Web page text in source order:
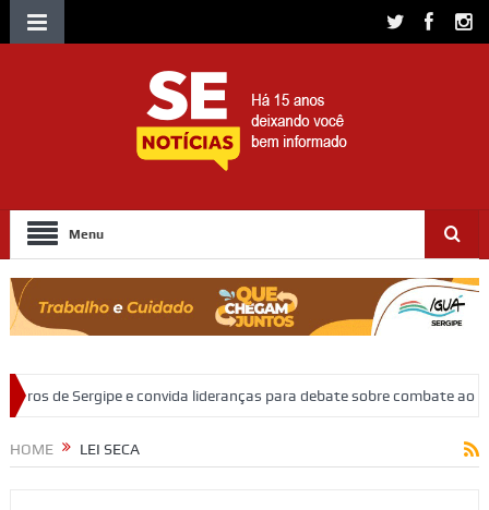
Menu
para debate sobre combate ao racismo religioso Polícia
HOME LEI SECA